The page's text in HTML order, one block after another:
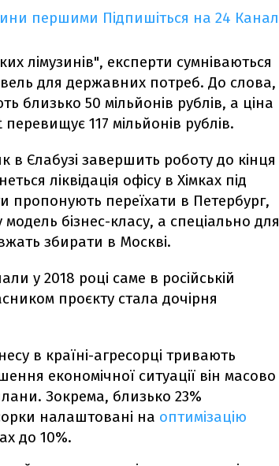
першими Підпишіться на 24 Канал
лімузинів", експерти сумніваються
для державних потреб. До слова,
близько 50 мільйонів рублів, а ціна
117 мільйонів рублів.
в Єлабузі завершить роботу до кінця
ліквідація офісу в Хімках під
пропонують переїхати в Петербург,
бізнес-класу, а спеціально для
збирати в Москві.
у 2018 році саме в російській
проєкту стала дочірня
в країні-агресорці тривають
економічної ситуації він масово
Зокрема, близько 23%
налаштовані на оптимізацію
до 10%.